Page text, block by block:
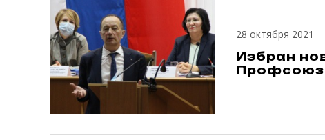
28 октября 2021
Избран